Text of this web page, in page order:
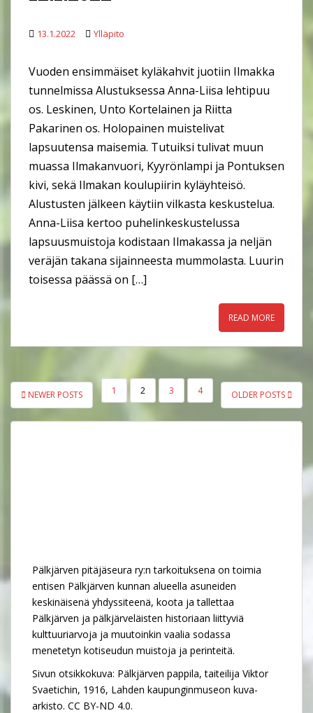
13.1.2022 Ylläpito
Vuoden ensimmäiset kyläkahvit juotiin Ilmakka
tunnelmissa Alustuksessa Anna-Liisa lehtipuu
os. Leskinen, Unto Kortelainen ja Riitta
Pakarinen os. Holopainen muistelivat
lapsuutensa maisemia. Tutuiksi tulivat muun
muassa Ilmakanvuori, Kyyrönlampi ja Pontuksen
kivi, sekä Ilmakan koulupiirin kyläyhteisö.
Alustusten jälkeen käytiin vilkasta keskustelua.
Anna-Liisa kertoo puhelinkeskustelussa
lapsuusmuistoja kodistaan Ilmakassa ja neljän
veräjän takana sijainneesta mummolasta. Luurin
toisessa päässä on […]
READ MORE
ARTIKKELIEN
SIVUTUS
NEWER POSTS 1 2 3 4 OLDER POSTS
Pälkjärven pitäjäseura ry:n tarkoituksena on toimia
entisen Pälkjärven kunnan alueella asuneiden
keskinäisenä yhdyssiteenä, koota ja tallettaa
Pälkjärven ja pälkjärveläisten historiaan liittyviä
kulttuuriarvoja ja muutoinkin vaalia sodassa
menetetyn kotiseudun muistoja ja perinteitä.
Sivun otsikkokuva: Pälkjärven pappila, taiteilija Viktor
Svaetichin, 1916, Lahden kaupunginmuseon kuva-
arkisto. CC BY-ND 4.0.